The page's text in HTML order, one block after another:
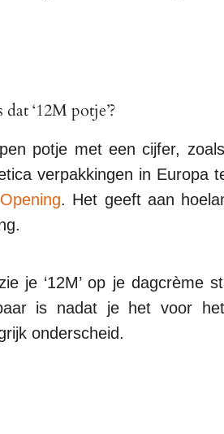
‘12M potje’?
potje met een cijfer,
verpakkingen in Europa
. Het geeft aan
je ‘12M’ op je dagcrème
is nadat je het voor
onderscheid.